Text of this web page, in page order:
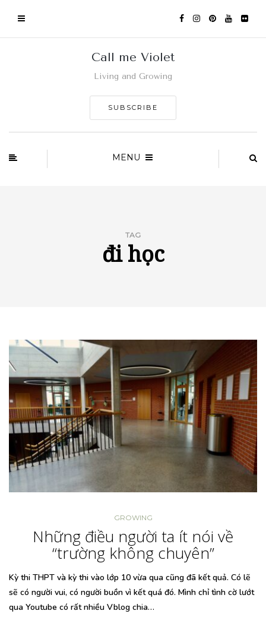
Call me Violet
Living and Growing
SUBSCRIBE
MENU
TAG
đi học
GROWING
Những điều người ta ít nói về
“trường không chuyên”
Kỳ thi THPT và kỳ thi vào lớp 10 vừa qua cũng đã kết quả. Có lẽ
sẽ có người vui, có người buồn vì kết quá đó. Mình chỉ tình cờ lướt
qua Youtube có rất nhiều Vblog chia…